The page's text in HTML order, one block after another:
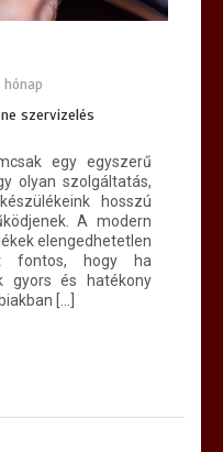
hónap
szervizelés
egy egyszerű
olyan szolgáltatás,
hosszú
A modern
elengedhetetlen
fontos, hogy ha
gyors és hatékony
[…]